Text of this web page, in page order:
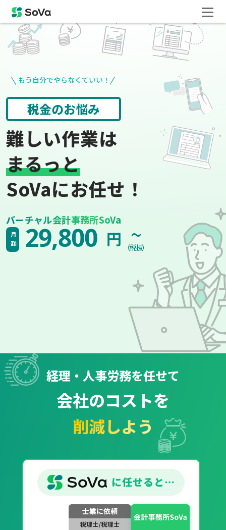
もう自分でやらなくていい！
請求書や領収書 役所手続き
難しい作業は
まるっと
SoVaにお任せ！
バーチャル会計事務所SoVa
月額 29,800 円 ~
（税抜）
経理・人事労務を任せて
会社のコストを
削減しよう